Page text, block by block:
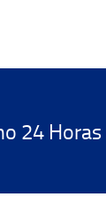
24 Horas